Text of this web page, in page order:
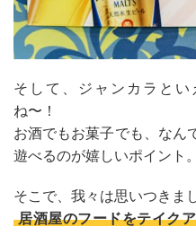
そして、ジャンカラと
ね〜！
お酒でもお菓子でも、なん
遊べるのが嬉しいポイント。
そこで、我々は思いつきま
居酒屋のフードをテイク